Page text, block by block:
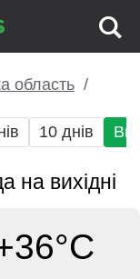
область
10 днів
на вихідні